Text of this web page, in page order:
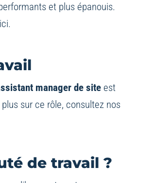
et plus épanouis.
ici.
manager de siteest
sur ce rôle, consultez nos
de travail ?